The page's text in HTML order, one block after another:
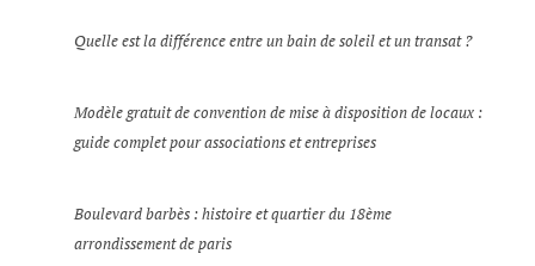
Quelle est la différence entre un bain de soleil et un transat ?
Modèle gratuit de convention de mise à disposition de locaux :
guide complet pour associations et entreprises
Boulevard barbès : histoire et quartier du 18ème
arrondissement de paris